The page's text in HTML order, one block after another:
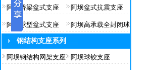
阿坝桥梁盆式支座 阿坝盆式抗震支座
阿坝球型盆式支座 阿坝高承载全封闭球
钢结构支座系列
阿坝钢结构网架支座 阿坝球铰支座